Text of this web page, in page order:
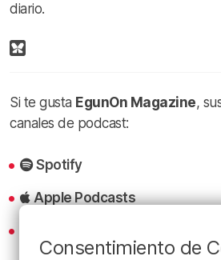
diario.
Si te gusta EgunOn Magazine,
canales de podcast:
Spotify
Apple Podcasts
Consentimiento de